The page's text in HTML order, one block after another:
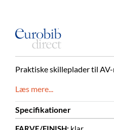
Praktiske skilleplader til
Læs mere...
Specifikationer